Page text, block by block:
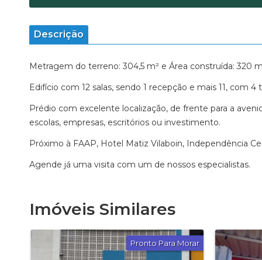
Descrição
Metragem do terreno: 304,5 m² e Área construída: 320
Edifício com 12 salas, sendo 1 recepção e mais 11, com
Prédio com excelente localização, de frente para a
escolas, empresas, escritórios ou investimento.
Próximo à FAAP, Hotel Matiz Vilaboin, Independência
Agende já uma visita com um de nossos especialistas.
Imóveis Similares
Pronto Para Morar